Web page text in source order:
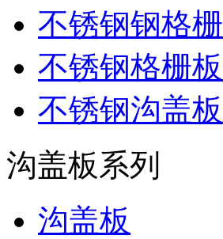
不锈钢钢格栅
不锈钢格栅板
不锈钢沟盖板
沟盖板系列
沟盖板